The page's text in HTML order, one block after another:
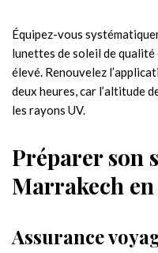
Équipez-vous
lunettes de soleil de qualité
élevé. Renouvelez
deux heures, car l’altitude
les rayons UV.
Préparer son
Marrakech
Assurance